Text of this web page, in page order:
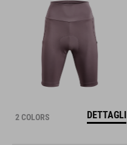
2 COLORS DETTAGLI